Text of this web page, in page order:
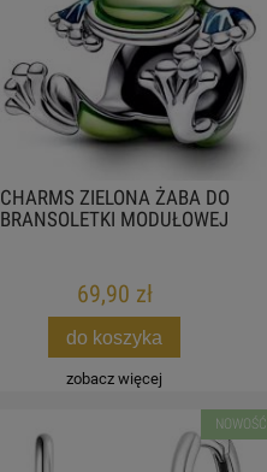
CHARMS ZIELONA ŻABA DO
BRANSOLETKI MODUŁOWEJ
69,90 zł
do koszyka
zobacz więcej
NOWOŚĆ